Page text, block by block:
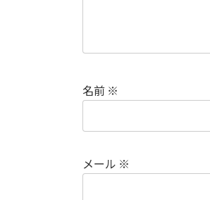
名前 ※
メール ※